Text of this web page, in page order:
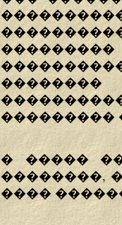
���������
���������
� �����
��������,
����